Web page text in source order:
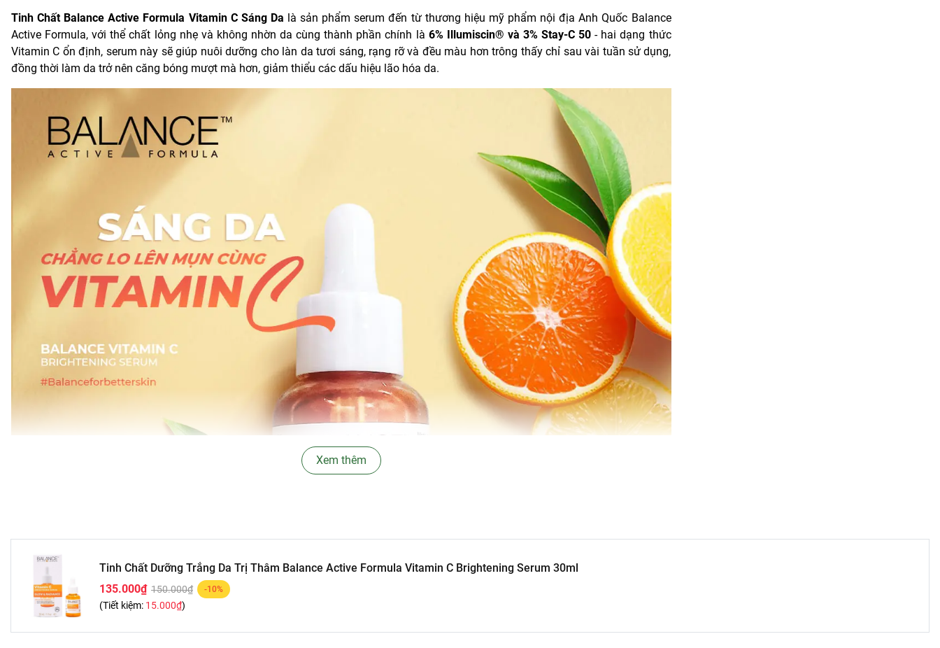
Tinh Chất Balance Active Formula Vitamin C Sáng Da là sản phẩm serum đến từ thương hiệu mỹ phẩm nội địa Anh Quốc Balance
Active Formula, với thể chất lỏng nhẹ và không nhờn da cùng thành phần chính là 6% Illumiscin® và 3% Stay-C 50 - hai dạng thức
Vitamin C ổn định, serum này sẽ giúp nuôi dưỡng cho làn da tươi sáng, rạng rỡ và đều màu hơn trông thấy chỉ sau vài tuần sử dụng,
đồng thời làm da trở nên căng bóng mượt mà hơn, giảm thiểu các dấu hiệu lão hóa da.
Xem thêm
Tinh Chất Dưỡng Trắng Da Trị Thâm Balance Active Formula Vitamin C Brightening Serum 30ml
135.000₫ 150.000₫ -10%
(Tiết kiệm: 15.000₫)